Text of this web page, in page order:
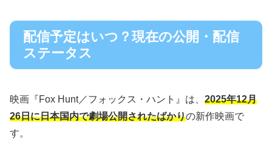
配信予定はいつ？現在の公開・配信
ステータス
映画『Fox Hunt／フォックス・ハント』は、 2025年12月
26日に日本国内で劇場公開されたばかりの新作映画で
す。